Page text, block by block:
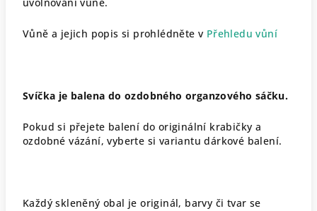
Vůně a jejich popis si prohlédněte v Přehledu vůní
Svíčka je balena do ozdobného organzového sáčku.
Pokud si přejete balení do originální krabičky a
ozdobné vázání, vyberte si variantu dárkové balení.
Každý skleněný obal je originál, barvy či tvar se